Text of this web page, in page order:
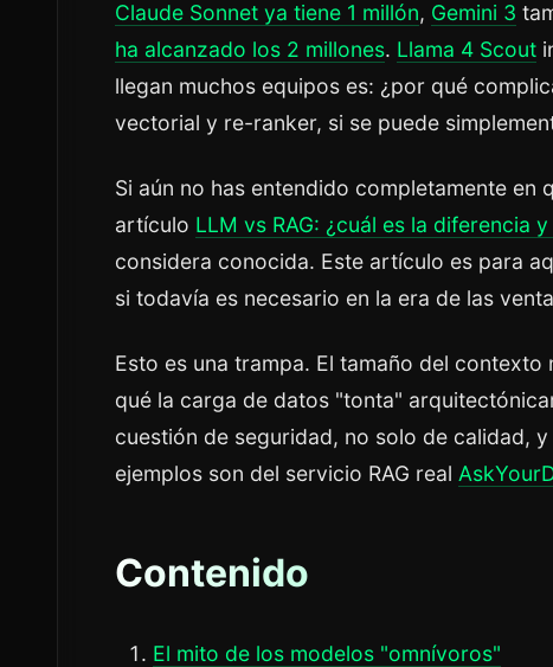
Claude Sonnet ya tiene 1 millón, Gemini 3
ha alcanzado los 2 millones. Llama 4 Scout
llegan muchos equipos es: ¿por qué
vectorial y re-ranker, si se puede
Si aún no has entendido completamente en
artículo LLM vs RAG: ¿cuál es la diferencia
considera conocida. Este artículo es para
si todavía es necesario en la era de las
Esto es una trampa. El tamaño del
qué la carga de datos "tonta"
cuestión de seguridad, no solo de calidad,
ejemplos son del servicio RAG real
Contenido
El mito de los modelos "omnívoros"